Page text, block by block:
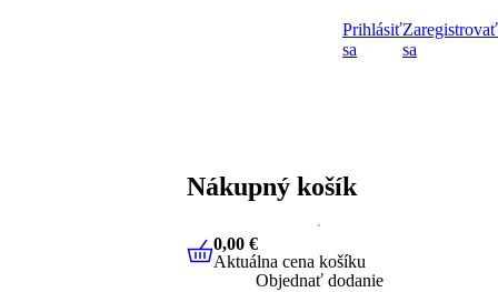
Prihlásiť
sa
Zaregistrovať
sa
Nákupný košík
0,00 €Aktuálna cena košíku
0,00 €
Aktuálna cena košíku
Objednať dodanie